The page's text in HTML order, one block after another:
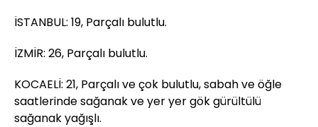
İSTANBUL: 19, Parçalı bulutlu.
İZMİR: 26, Parçalı bulutlu.
KOCAELİ: 21, Parçalı ve çok bulutlu, sabah ve öğle
saatlerinde sağanak ve yer yer gök gürültülü
sağanak yağışlı.